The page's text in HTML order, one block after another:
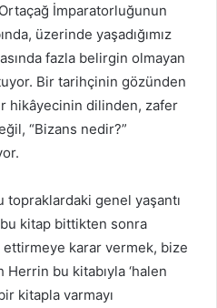
İmparatorluğunun
üzerinde yaşadığımız
fazla belirgin olmayan
Bir tarihçinin gözünden
hikâyecinin dilinden, zafer
“Bizans nedir?”
topraklardaki genel yaşantı
kitap bittikten sonra
ettirmeye karar vermek, bize
Herrin bu kitabıyla ‘halen
kitapla varmayı